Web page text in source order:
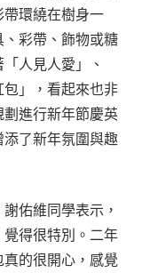
環繞在樹身一
彩帶、飾物或糖
人見人愛」、
包」，看起來也非
進行新年節慶英
了新年氛圍與趣
佑維同學表示，
得很特別。二年
的很開心，感覺